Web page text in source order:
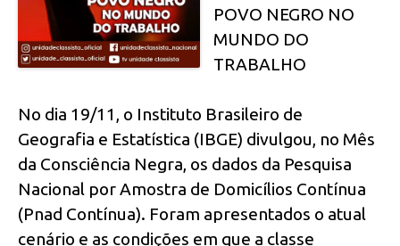
POVO NEGRO NO
MUNDO DO
TRABALHO
No dia 19/11, o Instituto Brasileiro de
Geografia e Estatística (IBGE) divulgou, no Mês
da Consciência Negra, os dados da Pesquisa
Nacional por Amostra de Domicílios Contínua
(Pnad Contínua). Foram apresentados o atual
cenário e as condições em que a classe